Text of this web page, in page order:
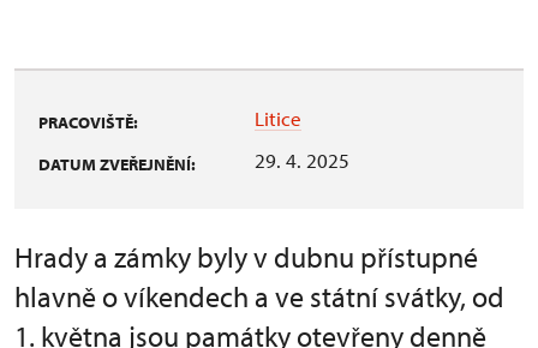
PRACOVIŠTĚ: Litice
DATUM ZVEŘEJNĚNÍ: 29. 4. 2025
Hrady a zámky byly v dubnu přístupné
hlavně o víkendech a ve státní svátky, od
1. května jsou památky otevřeny denně